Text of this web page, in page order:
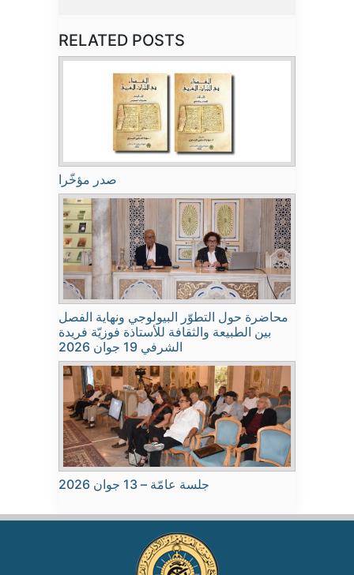
RELATED POSTS
صدر مؤخّرا
محاضرة حول التطوّر البيولوجي ونهاية الفصل
بين الطبيعة والثقافة للأستاذة فوزيّة فريدة
الشرفي 19 جوان 2026
جلسة عامّة – 13 جوان 2026